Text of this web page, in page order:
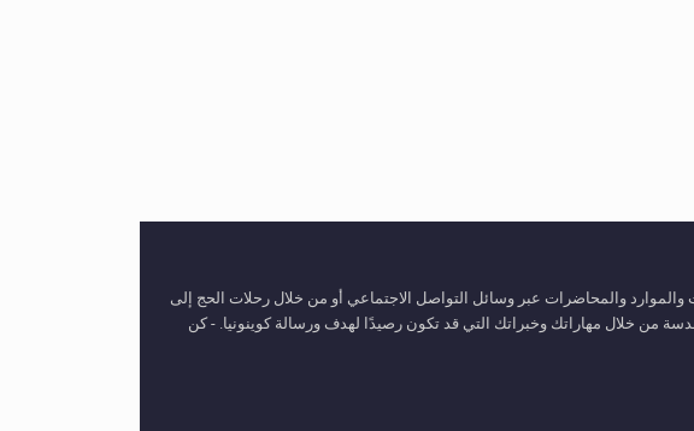
والمحاضرات عبر وسائل التواصل الاجتماعي أو من خلال رحلات الحج إلى
من خلال مهاراتك وخبراتك التي قد تكون رصيدًا لهدف ورسالة كوينونيا. - كن